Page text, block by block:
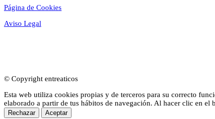
Página de Cookies
Aviso Legal
© Copyright entreaticos
Esta web utiliza cookies propias y de terceros para su correcto
elaborado a partir de tus hábitos de navegación. Al hacer clic en el
Rechazar Aceptar